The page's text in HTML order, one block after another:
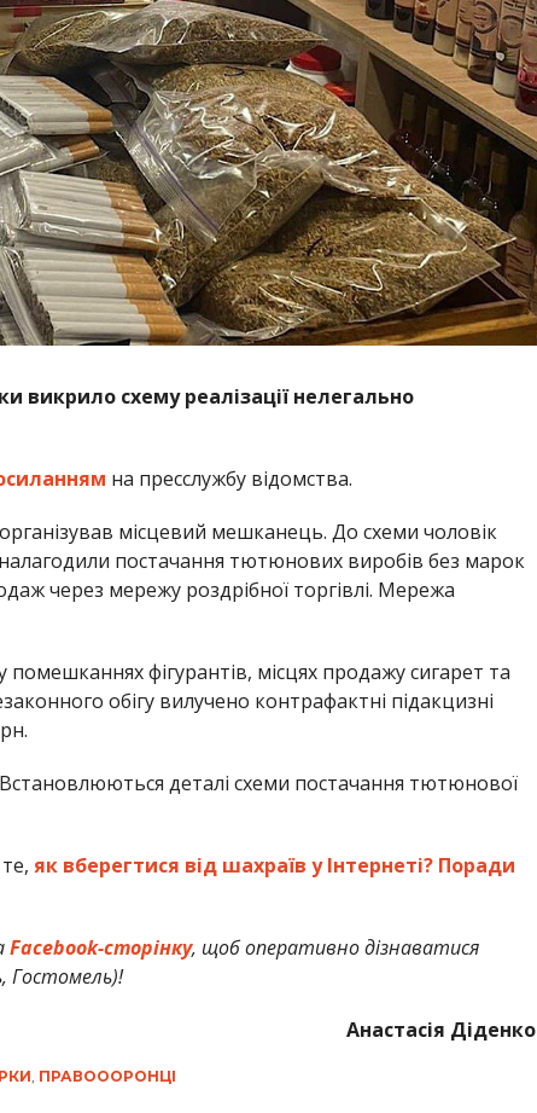
викрило схему реалізації нелегально
на пресслужбу відомства.
місцевий мешканець. До схеми чоловік
постачання тютюнових виробів без марок
через мережу роздрібної торгівлі. Мережа
фігурантів, місцях продажу сигарет та
обігу вилучено контрафактні підакцизні
деталі схеми постачання тютюнової
як вберегтися від шахраїв у Інтернеті? Поради
Facebook-сторінку, щоб оперативно дізнаватися
Гостомель)!
Анастасія Діденко
, ПРАВОООРОНЦІ